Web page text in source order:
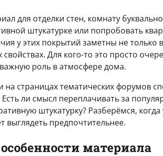
для отделки стен, комнату
штукатурке или попробовать
у этих покрытий заметны не только
свойствах. Для кого-то это просто
роль в атмосфере дома.
на страницах тематических форумов
ли смысл переплачивать за
штукатурку? Разберёмся, когда
выглядеть предпочтительнее.
материала